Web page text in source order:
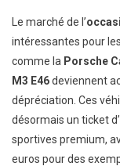
Le marché de l’
intéressantes pour
comme la Porsche
M3 E46deviennent
dépréciation. Ces
désormais un ticket
sportives premium,
euros pour des